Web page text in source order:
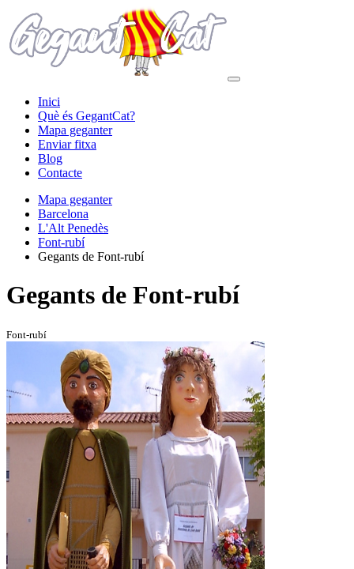
Inici
Què és GegantCat?
Mapa geganter
Enviar fitxa
Blog
Contacte
Mapa geganter
Barcelona
L'Alt Penedès
Font-rubí
Gegants de Font-rubí
Gegants de Font-rubí
Font-rubí